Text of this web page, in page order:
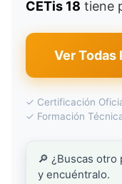
CETis 18 tiene
Ver Todas
✓ Certificación
✓ Formación
🔎 ¿Buscas otro
y encuéntralo.